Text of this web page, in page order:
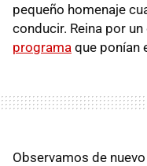
pequeño homenaje
conducir. Reina por
programa que ponían
Observamos de